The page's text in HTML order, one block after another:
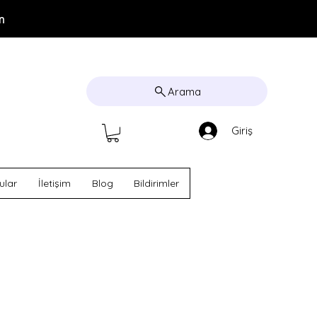
İletişim Blog Bildirimler
Arama
Giriş